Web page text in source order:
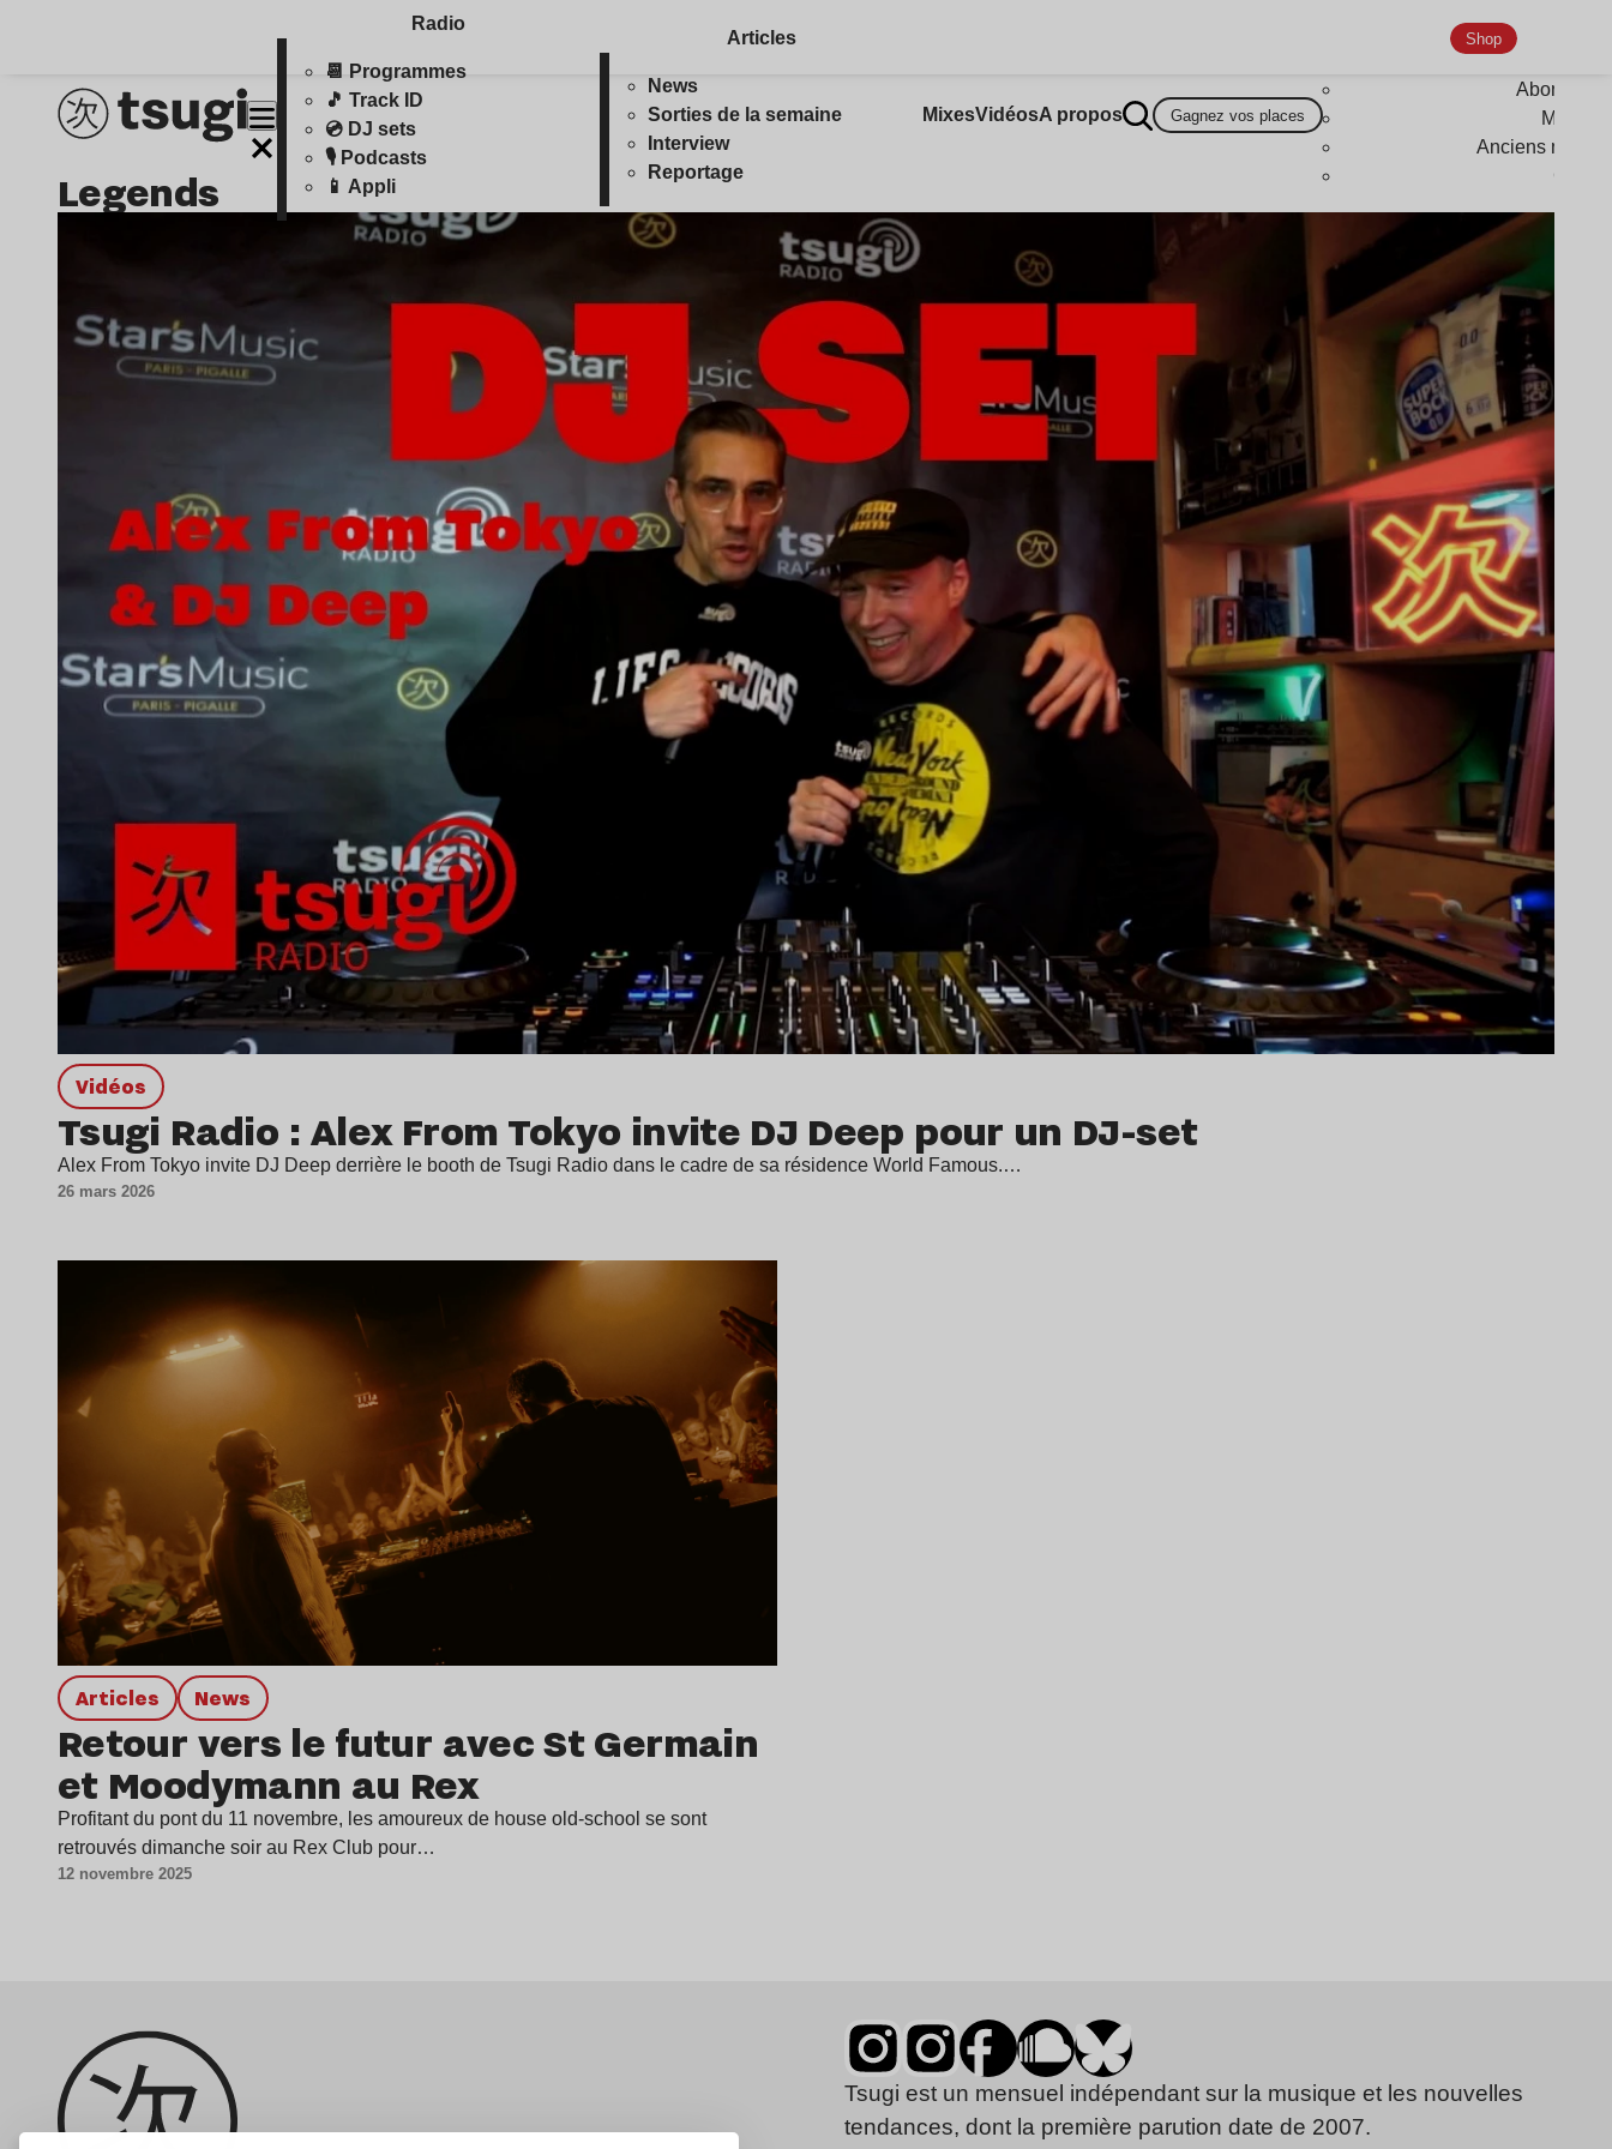
Radio
📆 Programmes
🎵 Track ID
💿 DJ sets
🎙️ Podcasts
📱 Appli
Articles
News
Sorties de la semaine
Interview
Reportage
MixesVidéosA propos Gagnez vos places
Shop
Anciens
Legends
Vidéos
Tsugi Radio : Alex From Tokyo invite DJ Deep pour un DJ-set
Alex From Tokyo invite DJ Deep derrière le booth de Tsugi Radio dans le cadre de sa résidence World Famous.…
26 mars 2026
Articles news
Retour vers le futur avec St Germain
et Moodymann au Rex
Profitant du pont du 11 novembre, les amoureux de house old-school se sont
retrouvés dimanche soir au Rex Club pour…
12 novembre 2025
Tsugi est un mensuel indépendant sur la musique et les nouvelles
tendances, dont la première parution date de 2007.